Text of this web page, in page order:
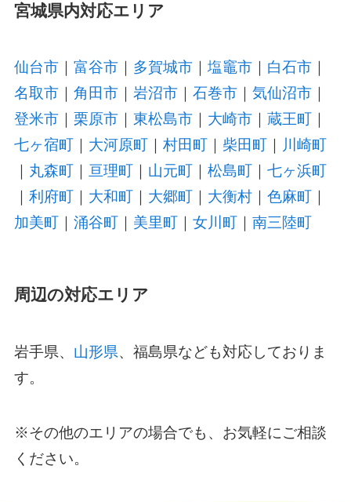
宮城県内対応エリア
仙台市｜ 富谷市｜ 多賀城市｜ 塩竈市｜ 白石市｜
名取市｜ 角田市｜ 岩沼市｜ 石巻市｜ 気仙沼市｜
登米市｜ 栗原市｜ 東松島市｜ 大崎市｜ 蔵王町｜
七ヶ宿町｜ 大河原町｜ 村田町｜ 柴田町｜
川崎町
丸森町｜ 亘理町｜ 山元町｜ 松島町｜ 七ヶ浜町
利府町｜ 大和町｜ 大郷町｜ 大衡村｜ 色麻町｜
加美町｜ 涌谷町｜ 美里町｜ 女川町｜ 南三陸町
周辺の対応エリア
岩手県、 山形県、福島県なども対応しておりま
す。
※その他のエリアの場合でも、お気軽にご相談
ください。